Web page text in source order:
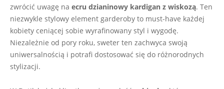
zwrócić uwagę na ecru dzianinowy kardigan z wiskozą. Ten
niezwykle stylowy element garderoby to must-have każdej
kobiety ceniącej sobie wyrafinowany styl i wygodę.
Niezależnie od pory roku, sweter ten zachwyca swoją
uniwersalnością i potrafi dostosować się do różnorodnych
stylizacji.